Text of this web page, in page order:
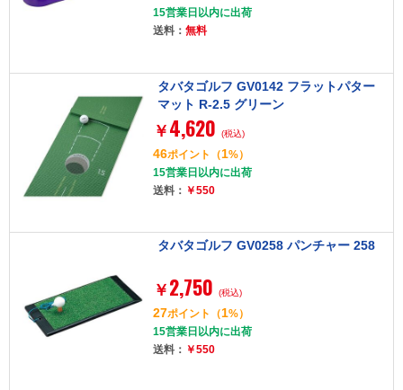
15営業日以内に出荷
送料： 無料
タバタゴルフ GV0142 フラットパター
マット R-2.5 グリーン
￥ 4,620 (税込)
46ポイント （1%）
15営業日以内に出荷
送料： ￥550
タバタゴルフ GV0258 パンチャー 258
￥ 2,750 (税込)
27ポイント （1%）
15営業日以内に出荷
送料： ￥550